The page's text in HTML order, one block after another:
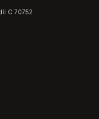
C 70752